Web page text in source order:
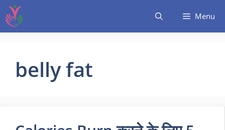
Menu
belly fat